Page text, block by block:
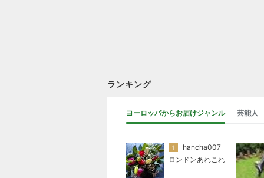
ランキング
ヨーロッパからお届けジャンル 芸能人
1
hancha007
ロンドンあれこれ